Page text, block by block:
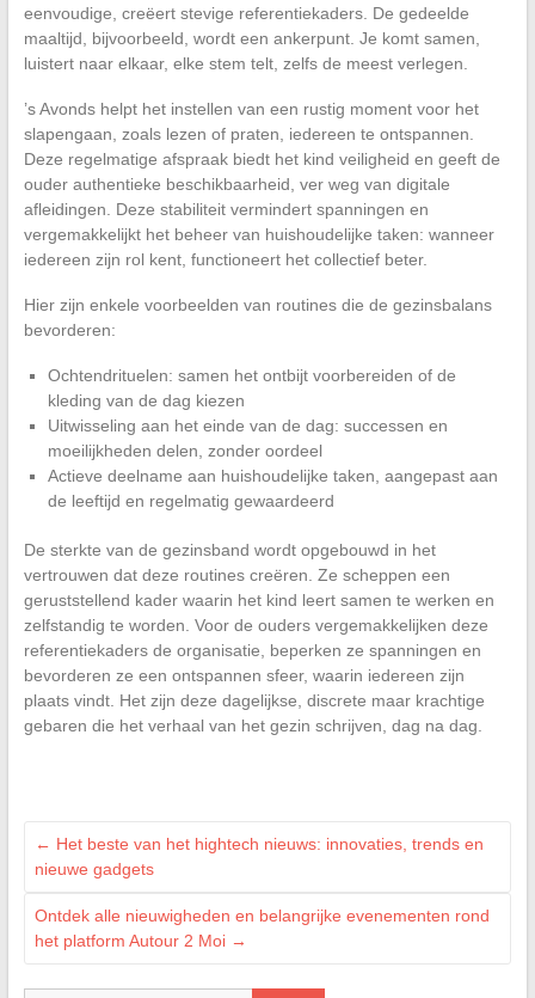
eenvoudige, creëert stevige referentiekaders. De gedeelde
maaltijd, bijvoorbeeld, wordt een ankerpunt. Je komt samen,
luistert naar elkaar, elke stem telt, zelfs de meest verlegen.
’s Avonds helpt het instellen van een rustig moment voor het
slapengaan, zoals lezen of praten, iedereen te ontspannen.
Deze regelmatige afspraak biedt het kind veiligheid en geeft de
ouder authentieke beschikbaarheid, ver weg van digitale
afleidingen. Deze stabiliteit vermindert spanningen en
vergemakkelijkt het beheer van huishoudelijke taken: wanneer
iedereen zijn rol kent, functioneert het collectief beter.
Hier zijn enkele voorbeelden van routines die de gezinsbalans
bevorderen:
Ochtendrituelen: samen het ontbijt voorbereiden of de
kleding van de dag kiezen
Uitwisseling aan het einde van de dag: successen en
moeilijkheden delen, zonder oordeel
Actieve deelname aan huishoudelijke taken, aangepast aan
de leeftijd en regelmatig gewaardeerd
De sterkte van de gezinsband wordt opgebouwd in het
vertrouwen dat deze routines creëren. Ze scheppen een
geruststellend kader waarin het kind leert samen te werken en
zelfstandig te worden. Voor de ouders vergemakkelijken deze
referentiekaders de organisatie, beperken ze spanningen en
bevorderen ze een ontspannen sfeer, waarin iedereen zijn
plaats vindt. Het zijn deze dagelijkse, discrete maar krachtige
gebaren die het verhaal van het gezin schrijven, dag na dag.
← Het beste van het hightech nieuws: innovaties, trends en
nieuwe gadgets
Ontdek alle nieuwigheden en belangrijke evenementen rond
het platform Autour 2 Moi →